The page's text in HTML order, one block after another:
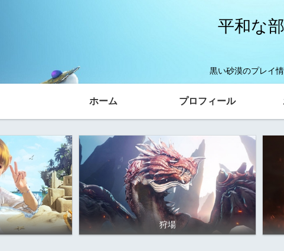
平和な
黒い砂漠のプレイ
ホーム プロフィール
狩場